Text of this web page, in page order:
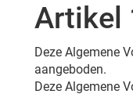
Artikel
Deze Algemene
aangeboden.
Deze Algemene